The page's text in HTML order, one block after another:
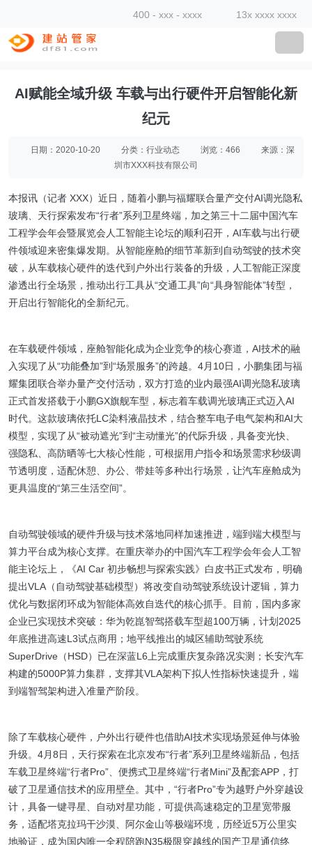
400 - xxx - xxxx 13x xxxx xxxx
AI赋能全域升级 车载与出行硬件开启智能化新
纪元
日期：2020-10-20 分类：行业动态 浏览：466
来源：深
圳市XXX科技有限公司
本报讯（记者 XXX）近日，随着小鹏与福耀联合量产交付AI调光隐私
玻璃、天行探索发布“行者”系列卫星终端，加之第三十二届中国汽车
工程学会年会暨展览会人工智能主论坛的顺利召开，AI车载与出行硬
件领域迎来密集爆发期。从智能座舱的细节革新到自动驾驶的技术突
破，从车载核心硬件的迭代到户外出行装备的升级，人工智能正深度
渗透出行全场景，推动出行工具从“交通工具”向“具身智能体”转型，
开启出行智能化的全新纪元。
在车载硬件领域，座舱智能化成为企业竞争的核心赛道，AI技术的融
入实现了从“功能叠加”到“场景服务”的跨越。4月10日，小鹏集团与福
耀集团联合举办量产交付活动，双方打造的业内最强AI调光隐私玻璃
正式首发搭载于小鹏GX旗舰车型，标志着车载调光玻璃正式迈入AI
时代。这款玻璃依托LC染料液晶技术，结合整车电子电气架构和AI大
模型，实现了从“被动遮光”到“主动懂光”的代际升级，具备变光快、
强隐私、高防晒等七大核心性能，可根据用户指令和场景需求秒级调
节透明度，适配休憩、办公、带娃等多种出行场景，让汽车座舱成为
更具温度的“第三生活空间”。
自动驾驶领域的硬件升级与技术落地同样加速推进，端到端大模型与
算力平台成为核心支撑。在重庆举办的中国汽车工程学会年会人工智
能主论坛上，《AI Car 初步畅想与探索实践》白皮书正式发布，明确
提出VLA（自动驾驶基础模型）将改变自动驾驶系统设计逻辑，算力
优化与数据闭环成为智能体高效自迭代的核心抓手。目前，国内多家
企业已实现技术突破：华为乾崑智驾搭载车型超100万辆，计划2025
年底推进高速L3试点商用；地平线推出的城区辅助驾驶系统
SuperDrive（HSD）已在深蓝L6上完成重庆复杂路况实测；长安汽车
构建的5000P算力集群，支撑其VLA架构下拟人性指标快速提升，端
到端智驾架构进入准量产阶段。
除了车载核心硬件，户外出行硬件也借助AI技术实现场景延伸与体验
升级。4月8日，天行探索在北京发布“行者”系列卫星终端新品，包括
车载卫星终端“行者Pro”、便携式卫星终端“行者Mini”及配套APP，打
破了卫星通信技术的应用壁垒。其中，“行者Pro”专为越野户外穿越设
计，具备一键寻星、自动对星功能，可提供高速稳定的卫星宽带服
务，适配塔克拉玛干沙漠、阿尔金山等极端环境，历经近5万公里实
地验证，成为国内唯一全程陪跑N35极限穿越线的国产卫星通信终